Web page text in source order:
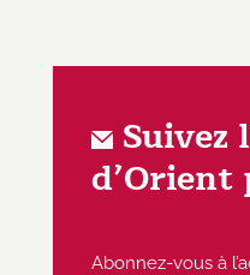
Suivez
d’Orient
Abonnez-vous à